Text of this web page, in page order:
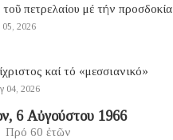
πετρελαίου μέ τήν προσδοκία
2026
καί τό «μεσσιανικό»
04, 2026
6 Αὐγούστου 1966
Πρό 60 ἐτῶν